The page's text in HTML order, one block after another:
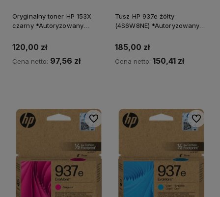
Oryginalny toner HP 153X
czarny *Autoryzowany
120,00 zł
Cena netto: 97,56 zł
Tusz HP 937e żółty
(4S6W8NE) *Autoryzowany
185,00 zł
Cena netto: 150,41 zł
Do ulubionych Do